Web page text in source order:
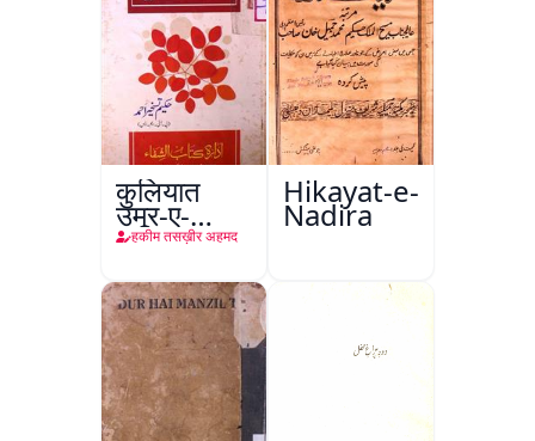
कुलियात
उमूर-ए-
तबीइया
हकीम तसख़ीर अहमद
Hikayat-e-
Nadira